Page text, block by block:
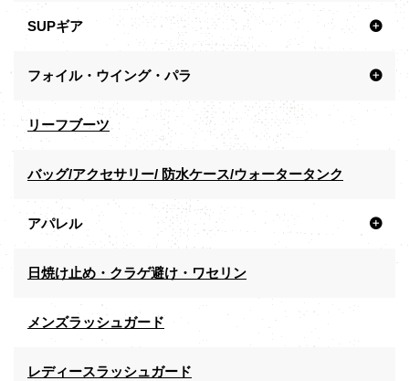
SUPギア
フォイル・ウイング・パラ
リーフブーツ
バッグ/アクセサリー/ 防水ケース/ウォータータンク
アパレル
日焼け止め・クラゲ避け・ワセリン
メンズラッシュガード
レディースラッシュガード